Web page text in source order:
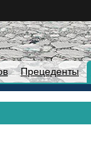
Прецеденты